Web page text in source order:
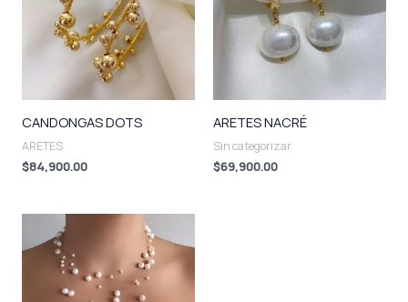
CANDONGAS DOTS
ARETES
$84,900.00
ARETES NACRÉ
Sin categorizar
$69,900.00